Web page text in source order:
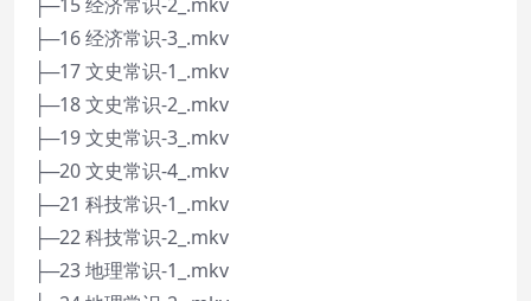
├─16 经济常识-3_.mkv
├─17 文史常识-1_.mkv
├─18 文史常识-2_.mkv
├─19 文史常识-3_.mkv
├─20 文史常识-4_.mkv
├─21 科技常识-1_.mkv
├─22 科技常识-2_.mkv
├─23 地理常识-1_.mkv